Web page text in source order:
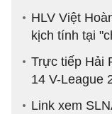
HLV Việt
kịch tính tại
Trực tiếp Hải
14 V-League
Link xem